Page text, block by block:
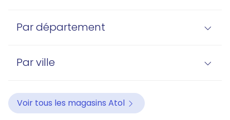
Par département
Par ville
Voir tous les magasins Atol